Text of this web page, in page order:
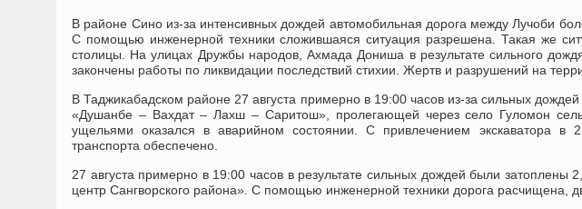
В районе Сино из-за интенсивных дождей автомобильная дорога между Лучоби
С помощью инженерной техники сложившаяся ситуация разрешена. Такая же
столицы. На улицах Дружбы народов, Ахмада Дониша в результате сильного
закончены работы по ликвидации последствий стихии. Жертв и разрушений на
В Таджикабадском районе 27 августа примерно в 19:00 часов из-за сильных
«Душанбе – Вахдат – Лахш – Саритош», пролегающей через село Гуломон
ущельями оказался в аварийном состоянии. С привлечением экскаватора в
транспорта обеспечено.
27 августа примерно в 19:00 часов в результате сильных дождей были
центр Сангворского района». С помощью инженерной техники дорога расчищена,